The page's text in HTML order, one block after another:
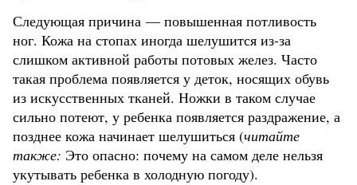
Следующая причина — повышенная потливость
ног. Кожа на стопах иногда шелушится из-за
слишком активной работы потовых желез. Часто
такая проблема появляется у деток, носящих обувь
из искусственных тканей. Ножки в таком случае
сильно потеют, у ребенка появляется раздражение, а
позднее кожа начинает шелушиться (читайте
также: Это опасно: почему на самом деле нельзя
укутывать ребенка в холодную погоду).